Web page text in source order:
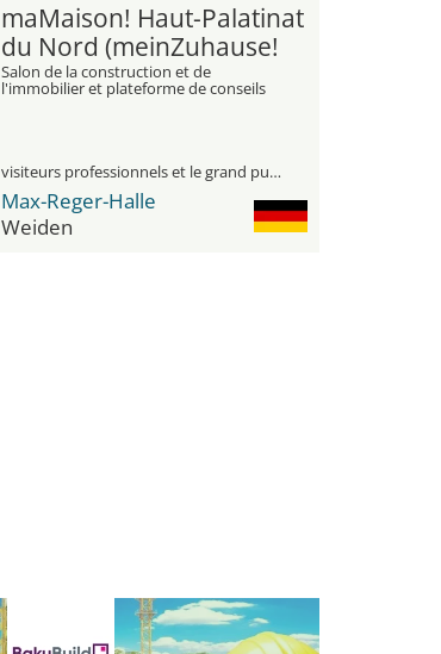
maMaison! Haut-Palatinat
du Nord (meinZuhause!
Nordoberpfalz)
Salon de la construction et de
l'immobilier et plateforme de conseils
pour tout ce qui concerne l'habitation
visiteurs professionnels et le grand public
Max-Reger-Halle
Weiden